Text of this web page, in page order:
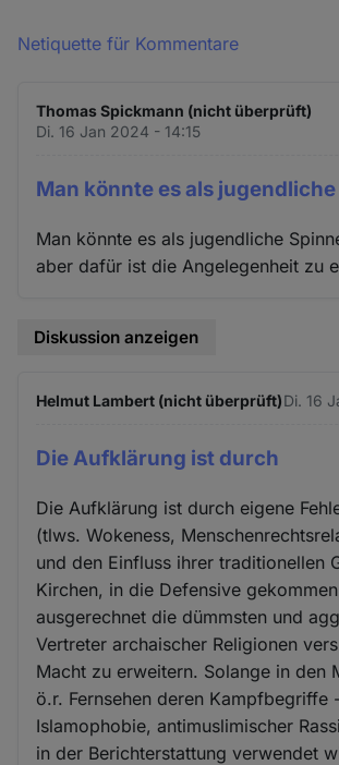
Netiquette für Kommentare
Thomas Spickmann (nicht überprüft)
Di. 16 Jan 2024 - 14:15
Man könnte es als jugendliche
Man könnte es als jugendliche
aber dafür ist die Angelegenheit zu
Diskussion anzeigen
Helmut Lambert (nicht überprüft)Di. 16
Die Aufklärung ist durch
Die Aufklärung ist durch eigene
(tlws. Wokeness,
und den Einfluss ihrer traditionellen
Kirchen, in die Defensive
ausgerechnet die dümmsten und
Vertreter archaischer Religionen
Macht zu erweitern. Solange in den
ö.r. Fernsehen deren Kampfbegriffe -
Islamophobie, antimuslimischer
in der Berichterstattung verwendet